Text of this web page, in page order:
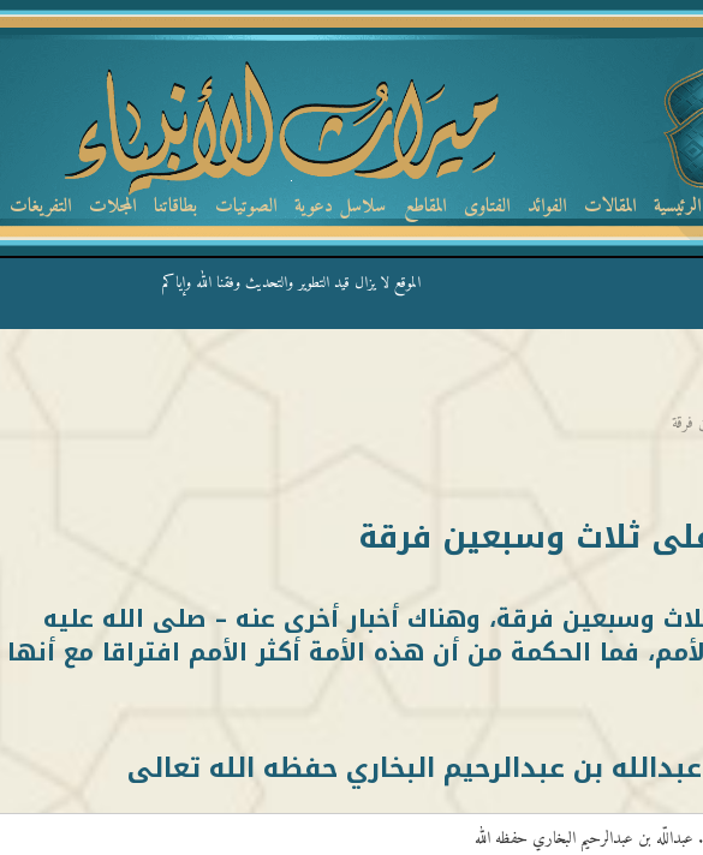
الرئيسية المقالات الفوائد الفتاوى المقاطع سلاسل دعوية الصوتيات بطاقاتنا المجلات التفريغات
الموقع لا يزال قيد التطوير والتحديث وفقنا الله وإياكم
ثلاث وسبعين فرقة
وسبعين فرقة، وهناك أخبار أخرى عنه – صلى الله عليه
فما الحكمة من أن هذه الأمة أكثر الأمم افتراقا مع أنها
بن عبدالرحيم البخاري حفظه الله تعالى
بن عبدالرحيم البخاري حفظه الله